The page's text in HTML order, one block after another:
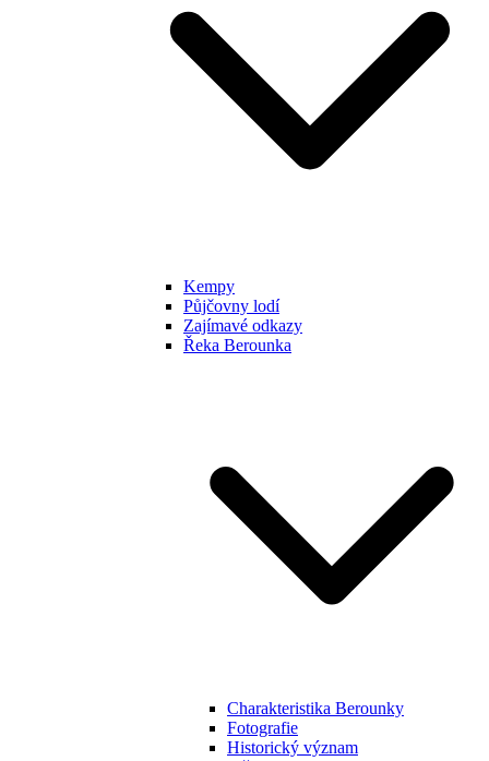
Kempy
Půjčovny lodí
Zajímavé odkazy
Řeka Berounka
Charakteristika Berounky
Fotografie
Historický význam